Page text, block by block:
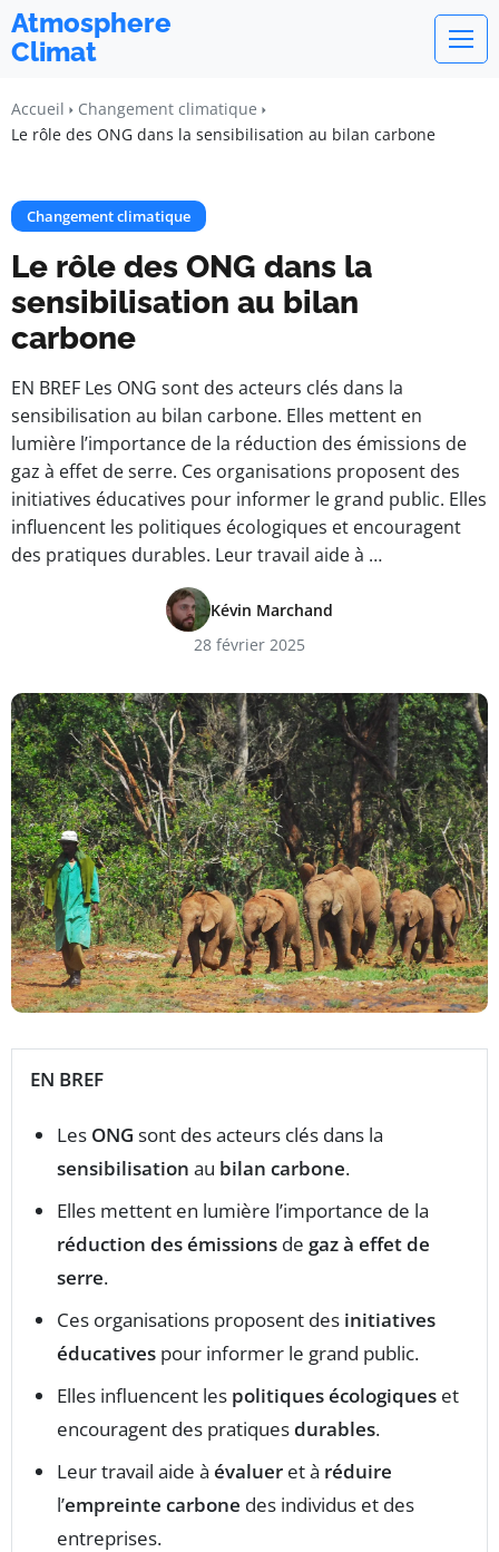
Atmosphere
Climat
Accueil
Changement climatique
Le rôle des ONG dans la sensibilisation au bilan carbone
Changement climatique
Le rôle des ONG dans la
sensibilisation au bilan
carbone
EN BREF Les ONG sont des acteurs clés dans la
sensibilisation au bilan carbone. Elles mettent en
lumière l’importance de la réduction des émissions de
gaz à effet de serre. Ces organisations proposent des
initiatives éducatives pour informer le grand public. Elles
influencent les politiques écologiques et encouragent
des pratiques durables. Leur travail aide à …
Kévin Marchand
28 février 2025
EN BREF
Les ONG sont des acteurs clés dans la
sensibilisation au bilan carbone.
Elles mettent en lumière l’importance de la
réduction des émissions de gaz à effet de
serre.
Ces organisations proposent des initiatives
éducatives pour informer le grand public.
Elles influencent les politiques écologiques et
encouragent des pratiquesdurables.
Leur travail aide à évaluer et à réduire
l’empreinte carbone des individus et des
entreprises.